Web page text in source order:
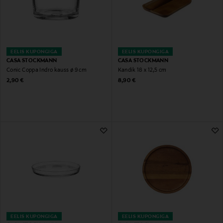
EELIS KUPONGIGA
CASA STOCKMANN
Conic Coppa Indro kauss ø 9 cm
Original Price
2,90 €
EELIS KUPONGIGA
CASA STOCKMANN
Kandik 18 x 12,5 cm
Original Price
8,90 €
EELIS KUPONGIGA EELIS KUPONGIGA